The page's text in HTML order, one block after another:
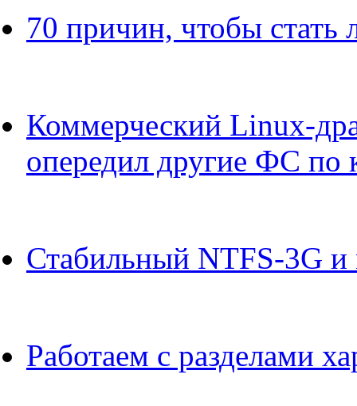
70 причин, чтобы стать
Коммерческий Linux-
опередил другие ФС по
Стабильный NTFS-3G и
Работаем с разделами